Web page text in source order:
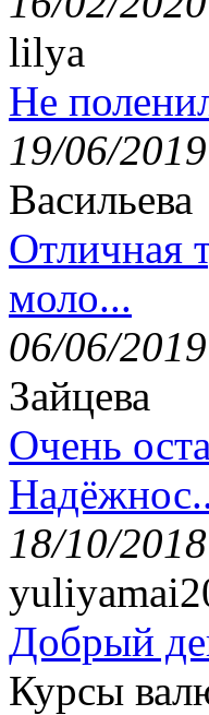
lilya
Не
19/06/2019
Васильева
Отличная
моло...
06/06/2019
Зайцева
Очень
18/10/2018
Добрый
Курсы